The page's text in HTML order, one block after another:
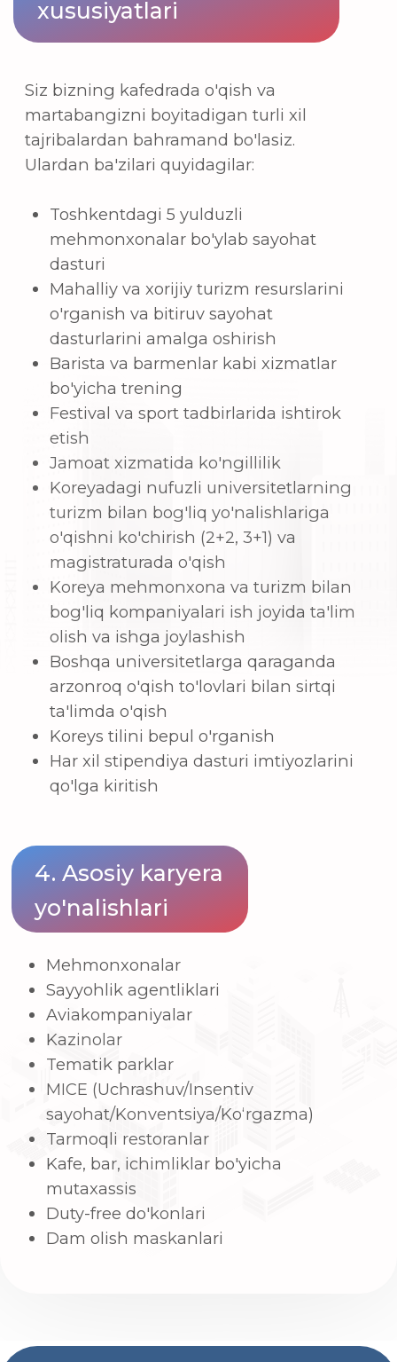
yo'nalishlari
Mehmonxonalar
Sayyohlik agentliklari
Aviakompaniyalar
Kazinolar
MICE (Uchrashuv/Insentiv
sayohat/Konventsiya/Ko‘rgazma)
Tarmoqli restoranlar
Kafe, bar, ichimliklar bo'yicha
mutaxassis
Duty-free do'konlari
Dam olish maskanlari
YT MChJ “HWASHIN KOREA ACADEMY” • STIR
IFUT 85420 • MFO 00421 • h/r
20214000805384283001
© 2023 hku.uz. Barcha huquqlar himoyalangan.
+998
Yuborish
Biz bilan aloqa
Savollaringiz bormi? Biz yordam berish uchun
biz sizni qiziqtirgan barcha savollaringizga javob
beramiz.
Biz sizning murojaatingizni qadrlaymiz va
istalgan vaqtda sizga yordam berishga
Manzil: Toshkent viloyati, Nurafshon shahri,
shahar markazi Yangiobod MFY, Yangiobod
ko‘chasi 24-uy (Yo‘nalish: Delovoy shahar tumani,
"Nurafshon Business City")
+998 (55) 518-75-75
+998 (95) 199-75-75
E-email: info@hwashin.uz
Telegram qo'llab-quvvatlash boti